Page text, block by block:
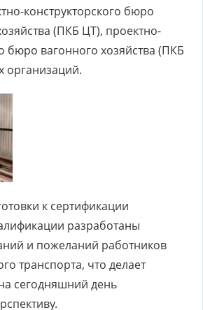
конструкторского бюро
(ПКБ ЦТ), проектно-
бюро вагонного хозяйства (ПКБ
организаций.
к сертификации
разработаны
и пожеланий работников
транспорта, что делает
сегодняшний день